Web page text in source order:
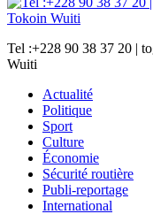
Tel :+228 90 38 37 20 |
Wuiti
Actualité
Politique
Sport
Culture
Économie
Sécurité routière
Publi-reportage
International